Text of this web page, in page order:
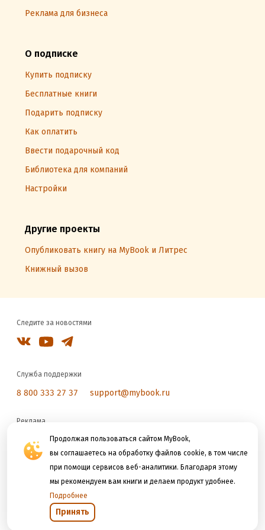
Продолжая пользоваться сайтом MyBook,
вы соглашаетесь на обработку файлов cookie, в том числе
при помощи сервисов веб-аналитики. Благодаря этому
мы рекомендуем вам книги и делаем продукт удобнее.
Подробнее
Принять
Реклама для бизнеса
О подписке
Купить подписку
Бесплатные книги
Подарить подписку
Как оплатить
Ввести подарочный код
Библиотека для компаний
Настройки
Другие проекты
Опубликовать книгу на MyBook и Литрес
Книжный вызов
Следите за новостями
Служба поддержки
8 800 333 27 37 support@mybook.ru
Реклама
reklama@litres.ru
Мы принимаем к оплате
Открыть в приложении